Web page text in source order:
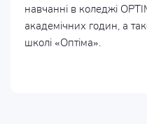
навчанні в коледжі
академічних годин, а
школі «Оптіма».